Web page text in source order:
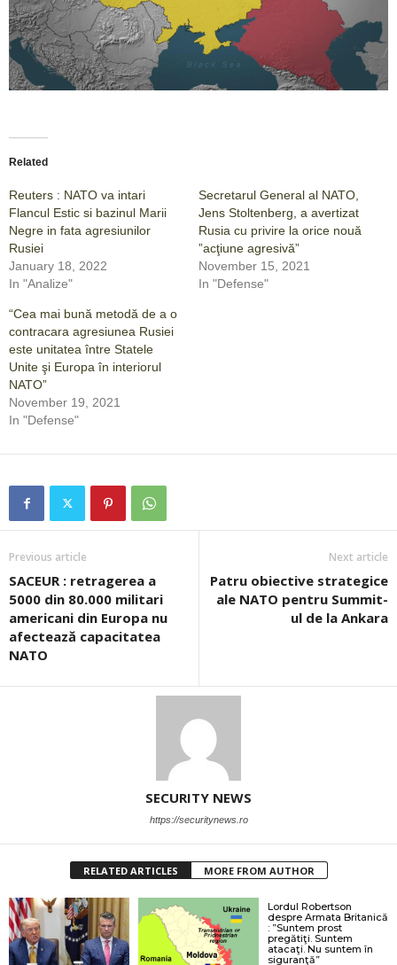
Related
Reuters : NATO va intari
Flancul Estic si bazinul Marii
Negre in fata agresiunilor
Rusiei
January 18, 2022
In "Analize"
Secretarul General al NATO,
Jens Stoltenberg, a avertizat
Rusia cu privire la orice nouă
”acţiune agresivă”
November 15, 2021
In "Defense"
“Cea mai bună metodă de a o
contracara agresiunea Rusiei
este unitatea între Statele
Unite şi Europa în interiorul
NATO”
November 19, 2021
In "Defense"
Previous article
SACEUR : retragerea a
5000 din 80.000 militari
americani din Europa nu
afectează capacitatea
NATO
Next article
Patru obiective strategice
ale NATO pentru Summit-
ul de la Ankara
SECURITY NEWS
https://securitynews.ro
RELATED ARTICLES MORE FROM AUTHOR
Lordul Robertson
despre Armata Britanică
: ”Suntem prost
pregătiţi. Suntem
atacaţi. Nu suntem în
siguranţă”